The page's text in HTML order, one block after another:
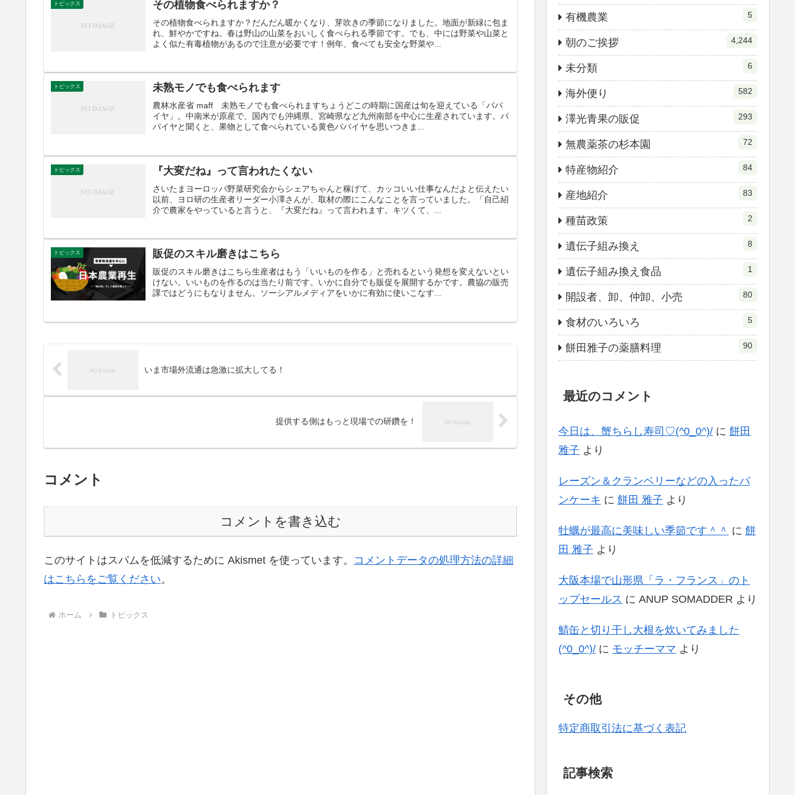
トピックス その植物食べられますか？
その植物食べられますか？だんだん暖かくなり、芽吹きの季節になりました。地面が新緑に包ま
れ、鮮やかですね。春は野山の山菜をおいしく食べられる季節です。でも、中には野菜や山菜と
よく似た有毒植物があるので注意が必要です！例年、食べても安全な野菜や...
トピックス 未熟モノでも食べられます
農林水産省 maff 未熟モノでも食べられますちょうどこの時期に国産は旬を迎えている「パパ
イヤ」。中南米が原産で、国内でも沖縄県、宮崎県など九州南部を中心に生産されています。パ
パイヤと聞くと、果物として食べられている黄色パパイヤを思いつきま...
トピックス 『大変だね』って言われたくない
さいたまヨーロッパ野菜研究会からシェアちゃんと稼げて、カッコいい仕事なんだよと伝えたい
以前、ヨロ研の生産者リーダー小澤さんが、取材の際にこんなことを言っていました。「自己紹
介で農家をやっていると言うと、『大変だね』って言われます。キツくて、...
トピックス 販促のスキル磨きはこちら
販促のスキル磨きはこちら生産者はもう「いいものを作る」と売れるという発想を変えないとい
けない。いいものを作るのは当たり前です。いかに自分でも販促を展開するかです。農協の販売
課ではどうにもなりません。ソーシアルメディアをいかに有効に使いこなす...
いま市場外流通は急激に拡大してる！
提供する側はもっと現場での研鑽を！
コメント
コメントを書き込む
このサイトはスパムを低減するために Akismet を使っています。 コメントデータの処理方法の詳細
はこちらをご覧ください。
ホーム トピックス
有機農業 5
朝のご挨拶 4,244
未分類 6
海外便り 582
澤光青果の販促 293
無農薬茶の杉本園 72
特産物紹介 84
産地紹介 83
種苗政策 2
遺伝子組み換え 8
遺伝子組み換え食品 1
開設者、卸、仲卸、小売 80
食材のいろいろ 5
餅田雅子の薬膳料理 90
最近のコメント
今日は、蟹ちらし寿司♡(^0_0^)/ に 餅田
雅子 より
レーズン＆クランベリーなどの入ったパ
ンケーキ に 餅田 雅子 より
牡蠣が最高に美味しい季節です＾＾ に 餅
田 雅子 より
大阪本場で山形県「ラ・フランス」のト
ップセールス に ANUP SOMADDER より
鯖缶と切り干し大根を炊いてみました
(^0_0^)/ に モッチーママ より
その他
特定商取引法に基づく表記
記事検索